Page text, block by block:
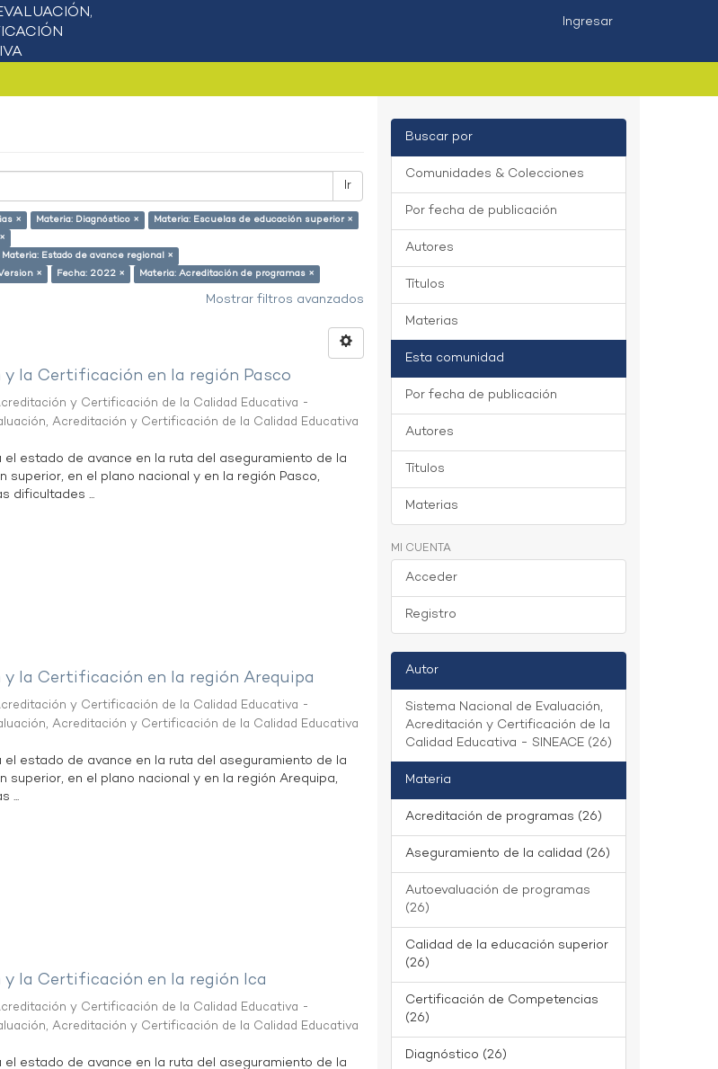
Ingresar
Ir
× Materia: Diagnóstico ×
Materia: Escuelas de educación superior ×
Materia: Estado de avance regional ×
×
Fecha: 2022 × Materia: Acreditación de programas ×
Mostrar filtros avanzados
la Certificación en la región Pasco
y Certificación de la Calidad Educativa -
Acreditación y Certificación de la Calidad Educativa
estado de avance en la ruta del aseguramiento de la
en el plano nacional y en la región Pasco,
dificultades ...
la Certificación en la región Arequipa
y Certificación de la Calidad Educativa -
Acreditación y Certificación de la Calidad Educativa
estado de avance en la ruta del aseguramiento de la
en el plano nacional y en la región Arequipa,
...
la Certificación en la región Ica
y Certificación de la Calidad Educativa -
Acreditación y Certificación de la Calidad Educativa
estado de avance en la ruta del aseguramiento de la
Buscar por
Comunidades & Colecciones
Por fecha de publicación
Autores
Títulos
Materias
Esta comunidad
Por fecha de publicación
Autores
Títulos
Materias
MI CUENTA
Acceder
Registro
Autor
Sistema Nacional de Evaluación,
Acreditación y Certificación de la
Calidad Educativa - SINEACE (26)
Materia
Acreditación de programas (26)
Aseguramiento de la calidad (26)
Autoevaluación de programas
(26)
Calidad de la educación superior
(26)
Certificación de Competencias
(26)
Diagnóstico (26)